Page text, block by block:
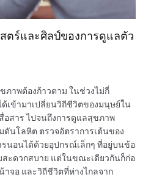
ตร์และศิลป์ของการดูแลตัว
ภาพต้องก้าวตาม ในช่วงไม่กี่
เข้ามาเปลี่ยนวิถีชีวิตของมนุษย์ใน
อสาร ไปจนถึงการดูแลสุขภาพ
ดันโลหิต ตรวจอัตราการเต้นของ
นอนได้ด้วยอุปกรณ์เล็กๆ ที่อยู่บนข้อ
ะดวกสบาย แต่ในขณะเดียวกันก็ก่อ
าจอ และวิถีชีวิตที่ห่างไกลจาก